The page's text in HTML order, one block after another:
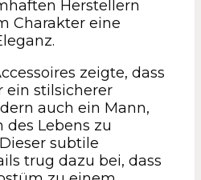
Herstellern
Charakter eine
zeigte, dass
ein stilsicherer
auch ein Mann,
Lebens zu
subtile
trug dazu bei, dass